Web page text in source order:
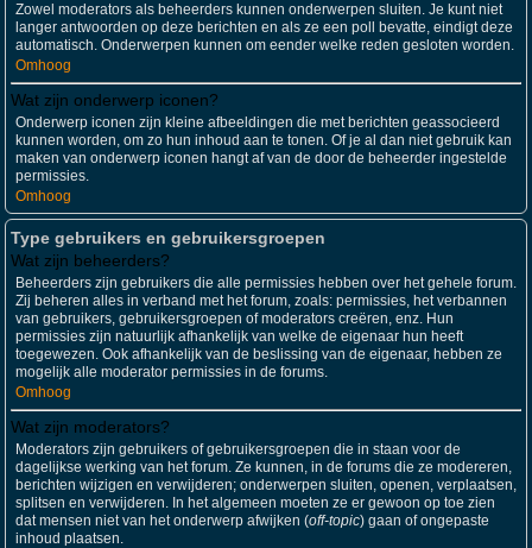
Zowel moderators als beheerders kunnen onderwerpen sluiten. Je kunt niet
langer antwoorden op deze berichten en als ze een poll bevatte, eindigt deze
automatisch. Onderwerpen kunnen om eender welke reden gesloten worden.
Omhoog
Wat zijn onderwerp iconen?
Onderwerp iconen zijn kleine afbeeldingen die met berichten geassocieerd
kunnen worden, om zo hun inhoud aan te tonen. Of je al dan niet gebruik kan
maken van onderwerp iconen hangt af van de door de beheerder ingestelde
permissies.
Omhoog
Type gebruikers en gebruikersgroepen
Wat zijn beheerders?
Beheerders zijn gebruikers die alle permissies hebben over het gehele forum.
Zij beheren alles in verband met het forum, zoals: permissies, het verbannen
van gebruikers, gebruikersgroepen of moderators creëren, enz. Hun
permissies zijn natuurlijk afhankelijk van welke de eigenaar hun heeft
toegewezen. Ook afhankelijk van de beslissing van de eigenaar, hebben ze
mogelijk alle moderator permissies in de forums.
Omhoog
Wat zijn moderators?
Moderators zijn gebruikers of gebruikersgroepen die in staan voor de
dagelijkse werking van het forum. Ze kunnen, in de forums die ze modereren,
berichten wijzigen en verwijderen; onderwerpen sluiten, openen, verplaatsen,
splitsen en verwijderen. In het algemeen moeten ze er gewoon op toe zien
dat mensen niet van het onderwerp afwijken (off-topic) gaan of ongepaste
inhoud plaatsen.